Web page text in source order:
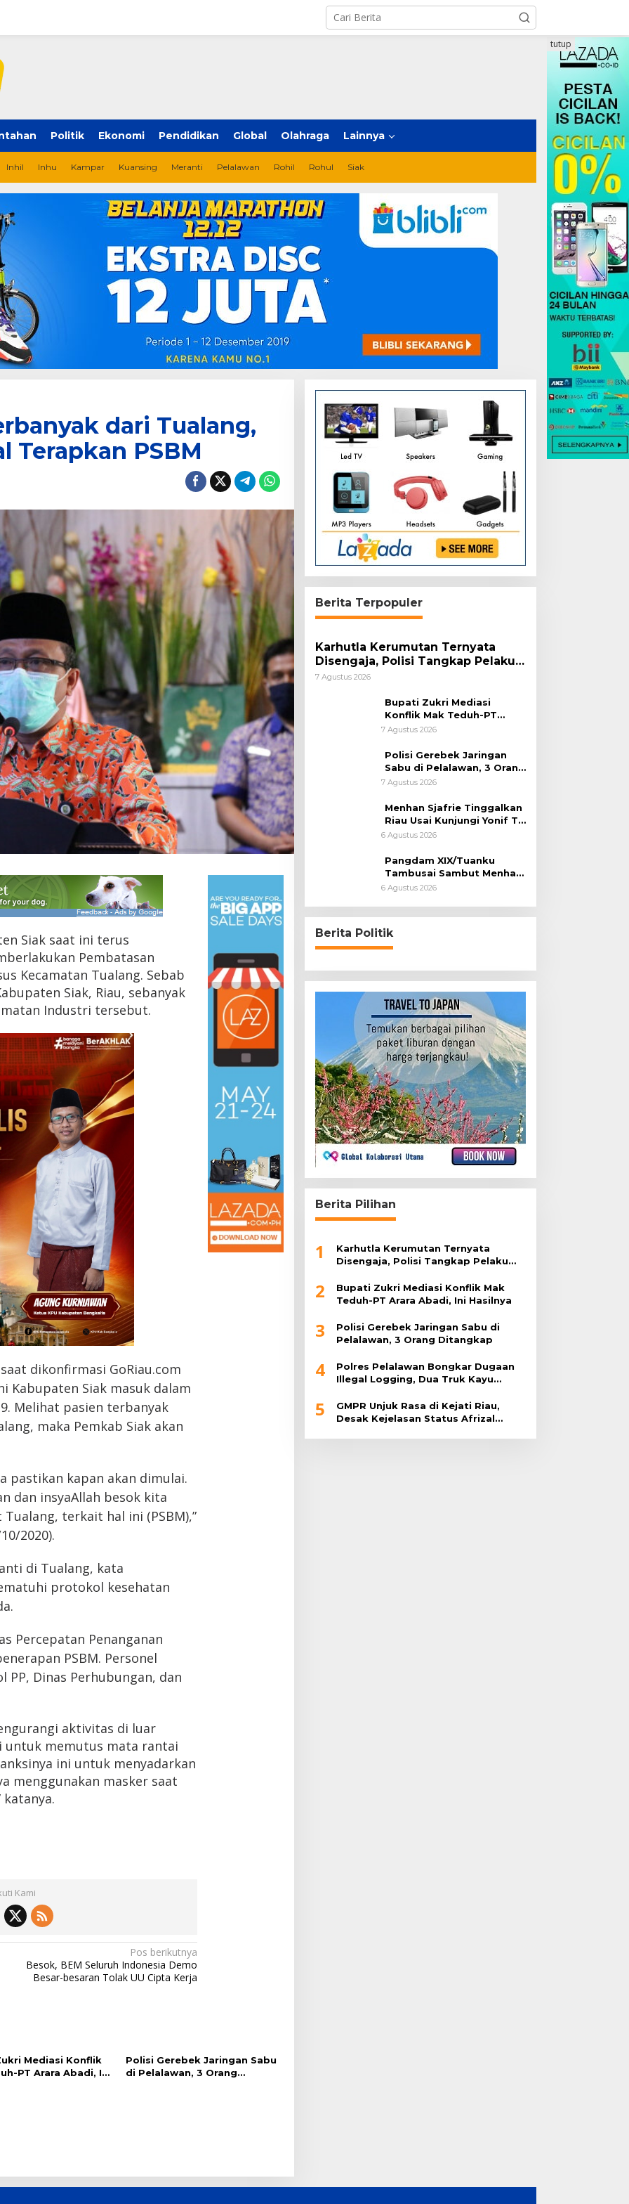
Politik Ekonomi Pendidikan Global Olahraga Lainnya
Inhil Inhu Kampar Kuansing Meranti Pelalawan Rohil Rohul Siak
tutup
dari Tualang,
Terapkan PSBM
Siak saat ini terus
Pembatasan
Kecamatan Tualang. Sebab
Siak, Riau, sebanyak
Industri tersebut.
dikonfirmasi GoRiau.com
Kabupaten Siak masuk dalam
Melihat pasien terbanyak
maka Pemkab Siak akan
pastikan kapan akan dimulai.
dan insyaAllah besok kita
terkait hal ini (PSBM),”
2020).
di Tualang, kata
protokol kesehatan
Percepatan Penanganan
PSBM. Personel
Dinas Perhubungan, dan
aktivitas di luar
untuk memutus mata rantai
ini untuk menyadarkan
menggunakan masker saat
Kami
Pos berikutnya
Besok, BEM Seluruh Indonesia Demo
Besar-besaran Tolak UU Cipta Kerja
Mediasi Konflik
PT Arara Abadi, Ini
Polisi Gerebek Jaringan Sabu
di Pelalawan, 3 Orang
Berita Terpopuler
Karhutla Kerumutan Ternyata
Disengaja, Polisi Tangkap Pelaku
Pembakar Lahan
7 Agustus 2026
Bupati Zukri Mediasi
Konflik Mak Teduh-PT
Arara Abadi, Ini Hasilnya
7 Agustus 2026
Polisi Gerebek Jaringan
Sabu di Pelalawan, 3 Orang
Ditangkap
7 Agustus 2026
Menhan Sjafrie Tinggalkan
Riau Usai Kunjungi Yonif TP
di Wilayah Kodam
6 Agustus 2026
Pangdam XIX/Tuanku
Tambusai Sambut Menhan
Sjafrie di Pekanbaru, Ada
6 Agustus 2026
Berita Politik
Berita Pilihan
1
Karhutla Kerumutan Ternyata
Disengaja, Polisi Tangkap Pelaku
2
Bupati Zukri Mediasi Konflik Mak
Teduh-PT Arara Abadi, Ini Hasilnya
3
Polisi Gerebek Jaringan Sabu di
Pelalawan, 3 Orang Ditangkap
4
Polres Pelalawan Bongkar Dugaan
Illegal Logging, Dua Truk Kayu
5
GMPR Unjuk Rasa di Kejati Riau,
Desak Kejelasan Status Afrizal